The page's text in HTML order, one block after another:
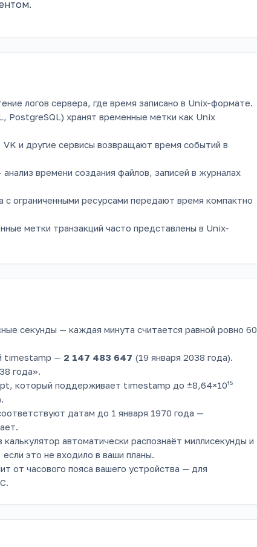
логов сервера, где время записано в Unix-формате.
PostgreSQL) хранят временные метки как Unix
и другие сервисы возвращают время событий в
анализ времени создания файлов, записей в журналах
с ограниченными ресурсами передают время компактно
метки транзакций часто представлены в Unix-
секунды — каждая минута считается равной ровно 60
timestamp — 2 147 483 647 (19 января 2038 года).
года».
который поддерживает timestamp до ±8,64×10¹⁵
датам до 1 января 1970 года —
автоматически распознаёт миллисекунды и
это не входило в ваши планы.
от часового пояса вашего устройства — для